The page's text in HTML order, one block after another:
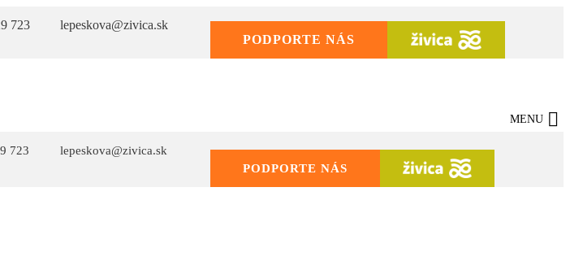
723
lepeskova@zivica.sk
PODPORTE NÁS
ŽIVICA
MENU
723
lepeskova@zivica.sk
PODPORTE NÁS
ŽIVICA